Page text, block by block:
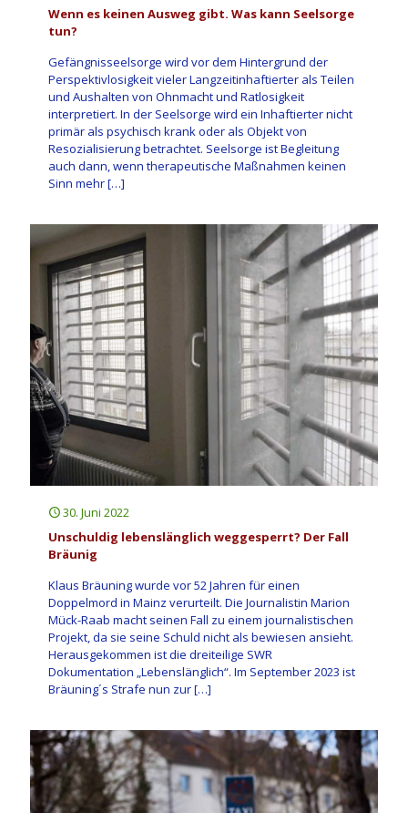
Wenn es keinen Ausweg gibt. Was kann Seelsorge
tun?
Gefängnisseelsorge wird vor dem Hintergrund der
Perspektivlosigkeit vieler Langzeitinhaftierter als Teilen
und Aushalten von Ohnmacht und Ratlosigkeit
interpretiert. In der Seelsorge wird ein Inhaftierter nicht
primär als psychisch krank oder als Objekt von
Resozialisierung betrachtet. Seelsorge ist Begleitung
auch dann, wenn therapeutische Maßnahmen keinen
Sinn mehr[…]
30. Juni 2022
Unschuldig lebenslänglich weggesperrt? Der Fall
Bräunig
Klaus Bräuning wurde vor 52 Jahren für einen
Doppelmord in Mainz verurteilt. Die Journalistin Marion
Mück-Raab macht seinen Fall zu einem journalistischen
Projekt, da sie seine Schuld nicht als bewiesen ansieht.
Herausgekommen ist die dreiteilige SWR
Dokumentation „Lebenslänglich“. Im September 2023 ist
Bräuning´s Strafe nun zur[…]